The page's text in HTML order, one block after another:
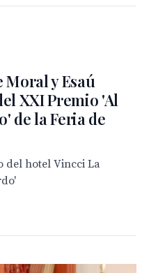
Moral y Esaú
XXI Premio 'Al
de la Feria de
del hotel Vincci La